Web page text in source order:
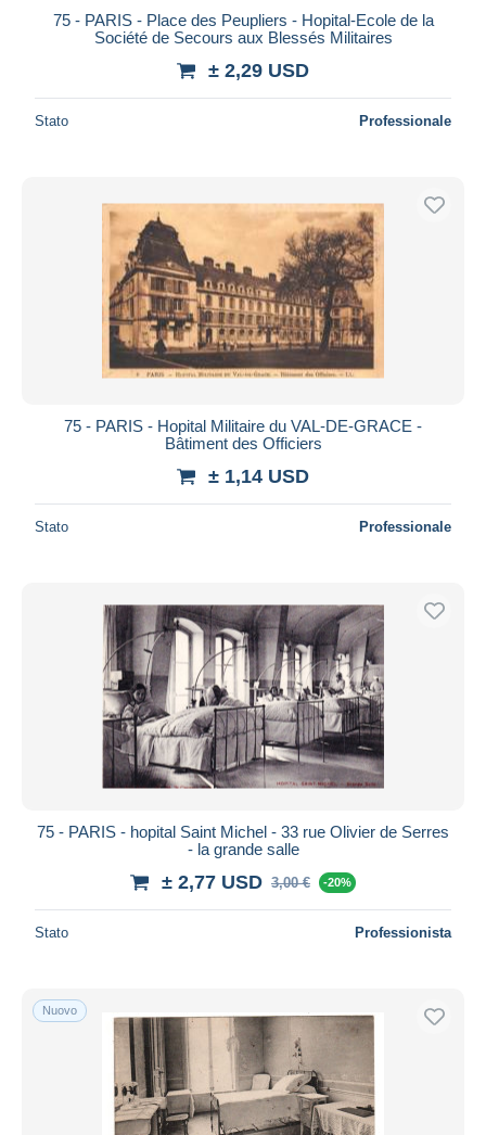
75 - PARIS - Place des Peupliers - Hopital-Ecole de la
Société de Secours aux Blessés Militaires
± 2,29 USD
Stato Professionale
75 - PARIS - Hopital Militaire du VAL-DE-GRACE -
Bâtiment des Officiers
± 1,14 USD
Stato Professionale
75 - PARIS - hopital Saint Michel - 33 rue Olivier de Serres
- la grande salle
± 2,77 USD 3,00 € -20%
Stato Professionista
Nuovo